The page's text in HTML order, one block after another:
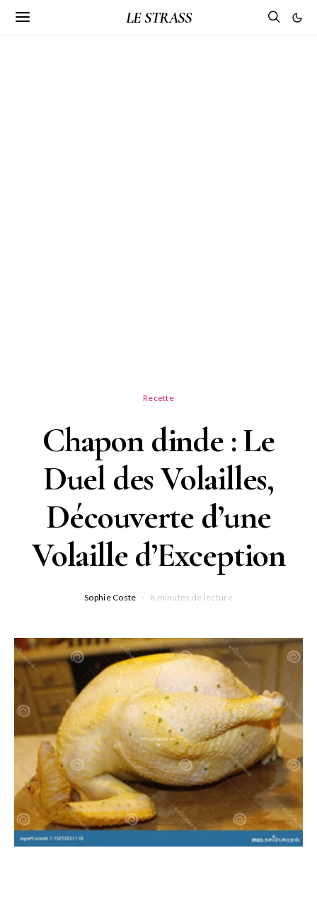
LE STRASS
Recette
Chapon dinde : Le
Duel des Volailles,
Découverte d’une
Volaille d’Exception
Sophie Coste 8 minutes de lecture